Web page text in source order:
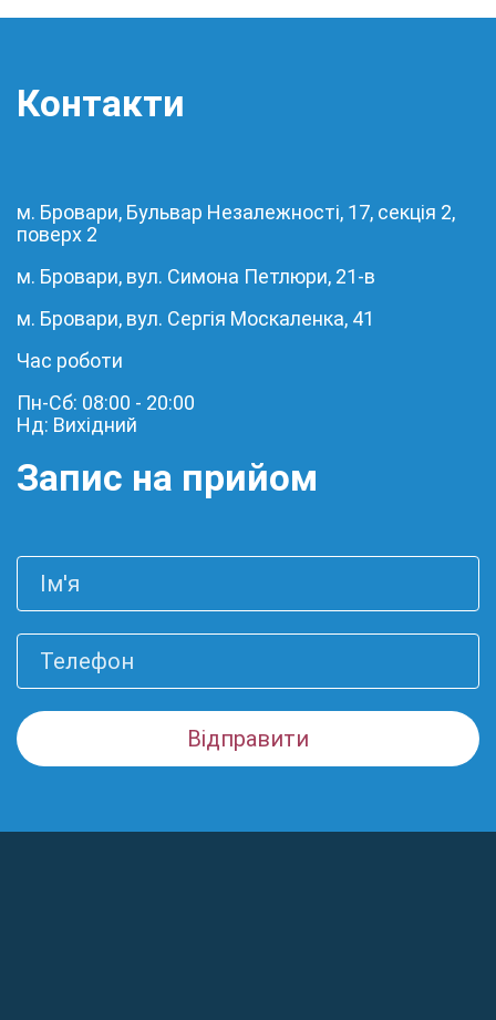
Контакти
м. Бровари, Бульвар Незалежності, 17, секція 2,
поверх 2
м. Бровари, вул. Симона Петлюри, 21-в
м. Бровари, вул. Сергія Москаленка, 41
Час роботи
Пн-Сб: 08:00 - 20:00
Нд: Вихідний
Запис на прийом